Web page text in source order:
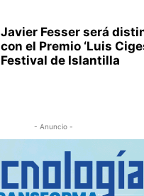
Javier Fesser será
con el Premio ‘Luis
Festival de Islantilla
- Anuncio -